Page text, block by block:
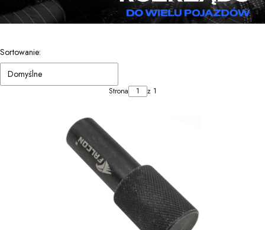
Lista produktów
Sortowanie:
Domyślne
Strona z 1